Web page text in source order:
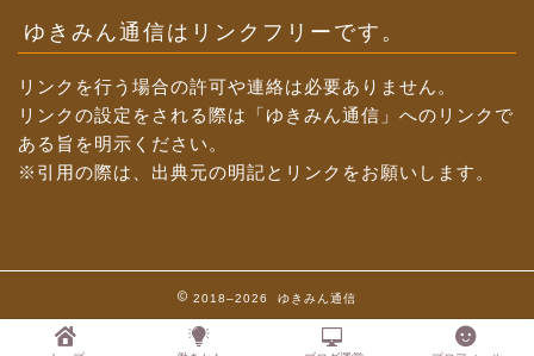
ゆきみん通信はリンクフリーです。
リンクを行う場合の許可や連絡は必要ありません。
リンクの設定をされる際は「ゆきみん通信」へのリンクで
ある旨を明示ください。
※引用の際は、出典元の明記とリンクをお願いします。
2018–2026 ゆきみん通信